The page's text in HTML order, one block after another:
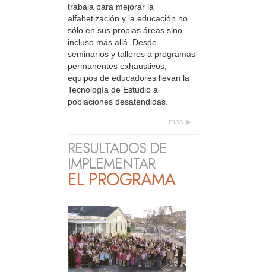
trabaja para mejorar la
alfabetización y la educación no
sólo en sus propias áreas sino
incluso más allá. Desde
seminarios y talleres a programas
permanentes exhaustivos,
equipos de educadores llevan la
Tecnología de Estudio a
poblaciones desatendidas.
más
RESULTADOS DE
IMPLEMENTAR
EL PROGRAMA